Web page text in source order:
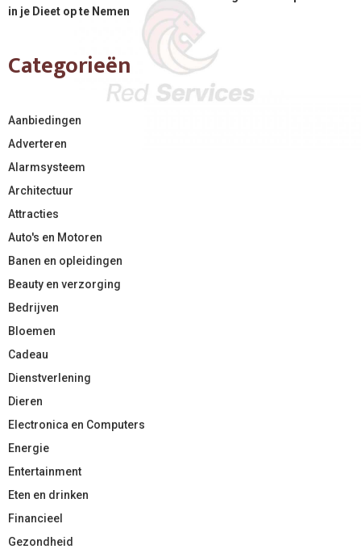
in je Dieet op te Nemen
Categorieën
Aanbiedingen
Adverteren
Alarmsysteem
Architectuur
Attracties
Auto's en Motoren
Banen en opleidingen
Beauty en verzorging
Bedrijven
Bloemen
Cadeau
Dienstverlening
Dieren
Electronica en Computers
Energie
Entertainment
Eten en drinken
Financieel
Gezondheid